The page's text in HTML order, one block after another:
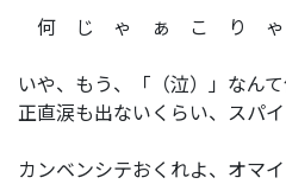
何 じ ゃ ぁ こ り ゃ
いや、もう、「（泣）」なんて
正直涙も出ないくらい、スパ
カンベンシテおくれよ、オマイ